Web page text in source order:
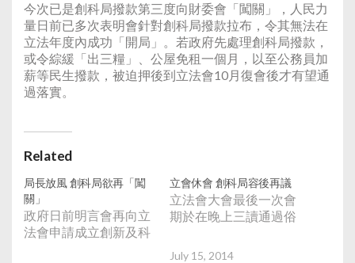
今次已是創科局撥款第三度向財委會「闖關」，人民力
量日前已多次表明會針對創科局撥款拉布，令其無法在
立法年度內成功「開局」。若政府先處理創科局撥款，
或令綜緩「出三糧」、公屋免租一個月，以至公務員加
薪等民生撥款，被迫押後到立法會10月復會後才有望通
過落實。
Related
局長放風 創科局欲再「闖
關」
政府日前明言會再向立
法會申請成立創新及科
立會休會 創科局容後再議
立法會大會最後一次會
期於在晚上三讀通過俗
July 15, 2014